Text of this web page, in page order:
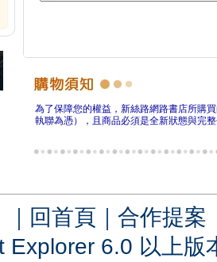
為了保障您的權益，新絲路網路書店所購
執聯為憑），且商品必須是全新狀態與完
｜ 回首頁 ｜ 合作提案
Explorer 6.0 以上